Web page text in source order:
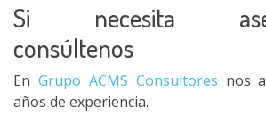
Si necesita
consúltenos
En Grupo ACMS Consultores nos
años de experiencia.